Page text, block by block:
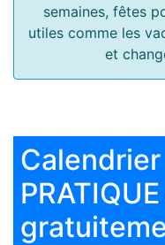
semaines, fêtes
utiles comme les
et